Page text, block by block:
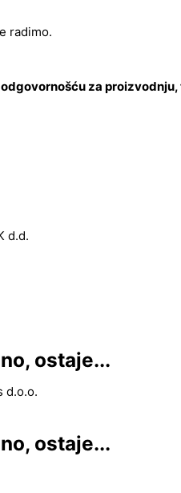
radimo.
za
d.d.
ostaje...
d.o.o.
ostaje...